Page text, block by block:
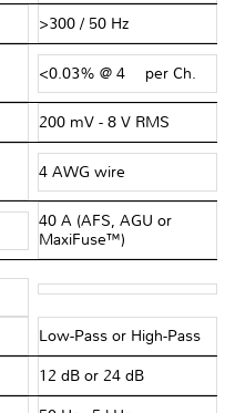
>300 / 50 Hz
<0.03% @ 4 Ω per Ch.
200 mV - 8 V RMS
4 AWG wire
40 A (AFS, AGU or
MaxiFuse™)
Low-Pass or High-Pass
12 dB or 24 dB